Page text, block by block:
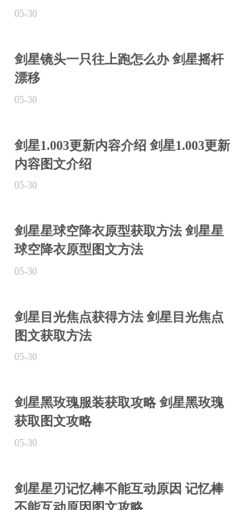
05-30
剑星镜头一只往上跑怎么办 剑星摇杆
漂移
05-30
剑星1.003更新内容介绍 剑星1.003更新
内容图文介绍
05-30
剑星星球空降衣原型获取方法 剑星星
球空降衣原型图文方法
05-30
剑星目光焦点获得方法 剑星目光焦点
图文获取方法
05-30
剑星黑玫瑰服装获取攻略 剑星黑玫瑰
获取图文攻略
05-30
剑星星刃记忆棒不能互动原因 记忆棒
不能互动原因图文攻略